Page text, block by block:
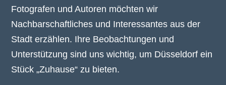
Fotografen und Autoren möchten wir
Nachbarschaftliches und Interessantes aus der
Stadt erzählen. Ihre Beobachtungen und
Unterstützung sind uns wichtig, um Düsseldorf ein
Stück „Zuhause“ zu bieten.